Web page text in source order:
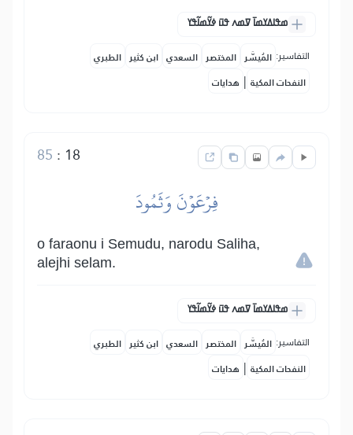
ߘߟߊߡߌߘߊ߫ ߜߘߍ ߟߎ߫ ߦߌ߬ߘߊ߬ߟߌ
التفاسير: المُيسَّر المختصر السعدي ابن كثير الطبري
النفحات المكية | هدايات
18
:
85
فِرۡعَوۡنَ وَثَمُودَ
o faraonu i Semudu, narodu Saliha,
alejhi selam.
ߘߟߊߡߌߘߊ߫ ߜߘߍ ߟߎ߫ ߦߌ߬ߘߊ߬ߟߌ
التفاسير: المُيسَّر المختصر السعدي ابن كثير الطبري
النفحات المكية | هدايات